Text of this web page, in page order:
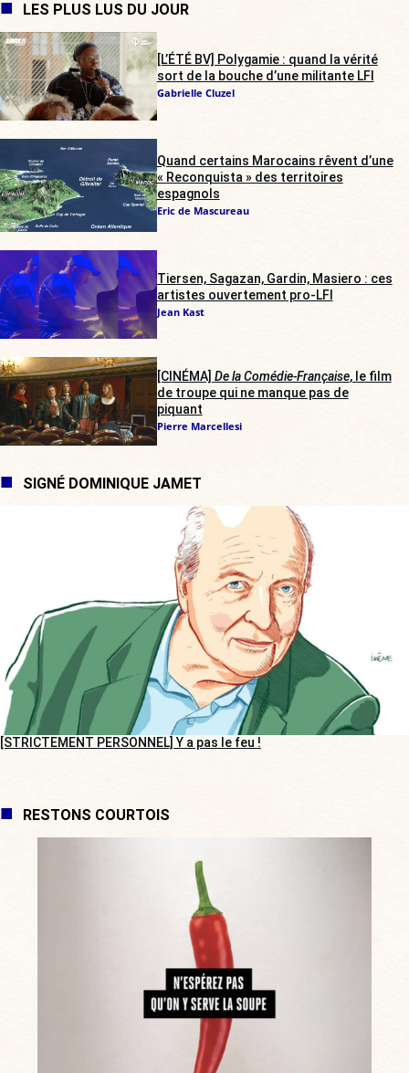
LES PLUS LUS DU JOUR
[L’ÉTÉ BV] Polygamie : quand la vérité
sort de la bouche d’une militante LFI
Gabrielle Cluzel
Quand certains Marocains rêvent d’une
« Reconquista » des territoires
espagnols
Eric de Mascureau
Tiersen, Sagazan, Gardin, Masiero : ces
artistes ouvertement pro-LFI
Jean Kast
[CINÉMA] De la Comédie-Française, le film
de troupe qui ne manque pas de
piquant
Pierre Marcellesi
SIGNÉ DOMINIQUE JAMET
[STRICTEMENT PERSONNEL] Y a pas le feu !
RESTONS COURTOIS